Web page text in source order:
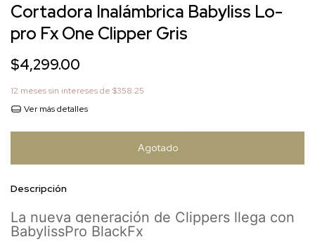
Cortadora Inalámbrica Babyliss Lo-
pro Fx One Clipper Gris
$4,299.00
12 meses sin intereses de $358.25
Ver más detalles
Descripción
La nueva generación de Clippers llega con
BabylissPro BlackFx